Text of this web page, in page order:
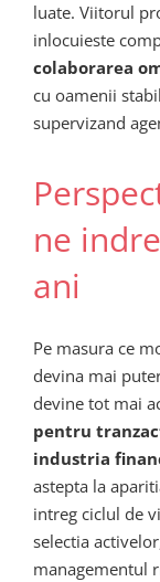
luate. Viitorul
inlocuieste
colaborarea
cu oamenii
supervizand
ne
ani
Pe masura ce
devina mai
devine tot mai
pentru
industria
astepta la
intreg ciclul de
selectia
managementul